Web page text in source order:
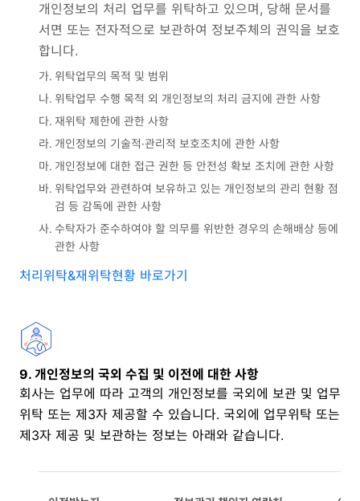
개인정보의 처리 업무를 위탁하고 있으며, 당해 문서를
서면 또는 전자적으로 보관하여 정보주체의 권익을 보호
합니다.
가. 위탁업무의 목적 및 범위
나. 위탁업무 수행 목적 외 개인정보의 처리 금지에 관한 사항
다. 재위탁 제한에 관한 사항
라. 개인정보의 기술적·관리적 보호조치에 관한 사항
마. 개인정보에 대한 접근 권한 등 안전성 확보 조치에 관한 사항
바. 위탁업무와 관련하여 보유하고 있는 개인정보의 관리 현황 점
검 등 감독에 관한 사항
사. 수탁자가 준수하여야 할 의무를 위반한 경우의 손해배상 등에
관한 사항
처리위탁&재위탁현황 바로가기
9. 개인정보의 국외 수집 및 이전에 대한 사항
회사는 업무에 따라 고객의 개인정보를 국외에 보관 및 업무
위탁 또는 제3자 제공할 수 있습니다. 국외에 업무위탁 또는
제3자 제공 및 보관하는 정보는 아래와 같습니다.